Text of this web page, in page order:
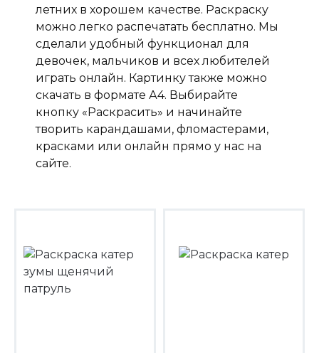
летних в хорошем качестве. Раскраску
можно легко распечатать бесплатно. Мы
сделали удобный функционал для
девочек, мальчиков и всех любителей
играть онлайн. Картинку также можно
скачать в формате А4. Выбирайте
кнопку «Раскрасить» и начинайте
творить карандашами, фломастерами,
красками или онлайн прямо у нас на
сайте.